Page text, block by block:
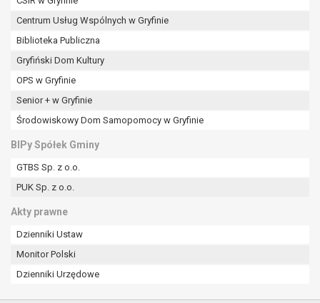
Centrum Usług Wspólnych w Gryfinie
Biblioteka Publiczna
Gryfiński Dom Kultury
OPS w Gryfinie
Senior + w Gryfinie
Środowiskowy Dom Samopomocy w Gryfinie
BIPy Spółek Gminy
GTBS Sp. z o.o.
PUK Sp. z o.o.
Akty prawne
Dzienniki Ustaw
Monitor Polski
Dzienniki Urzędowe